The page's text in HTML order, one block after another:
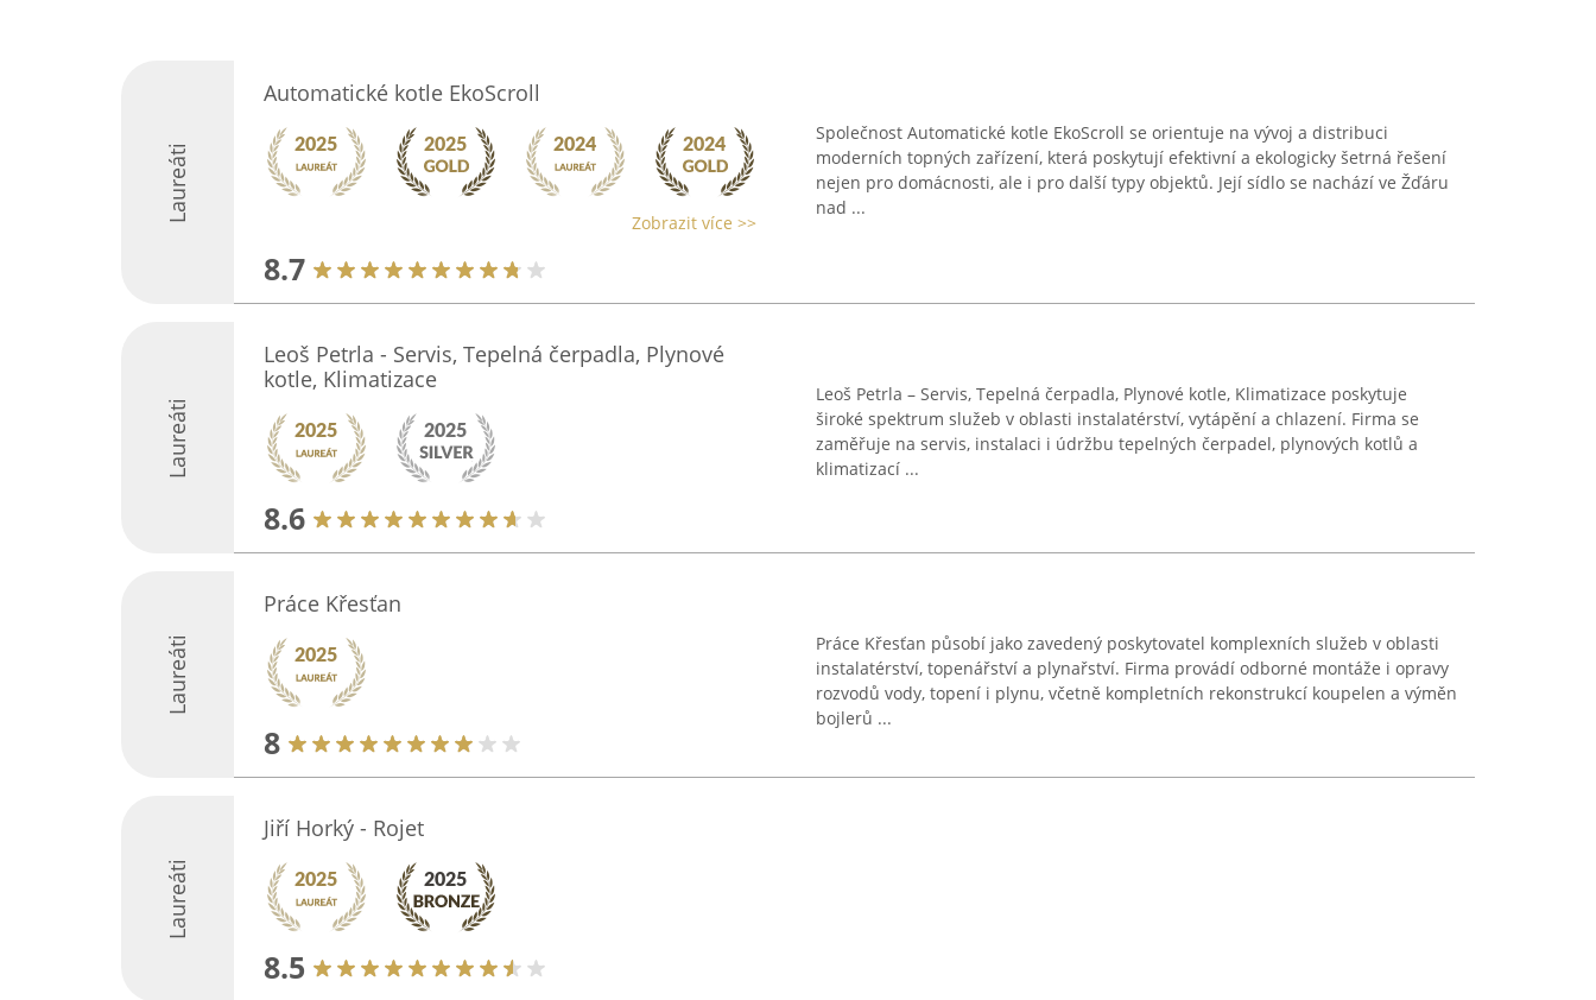
Laureáti
Automatické kotle EkoScroll
Zobrazit více >>
8.7
Společnost Automatické kotle EkoScroll se orientuje na vývoj a distribuci
moderních topných zařízení, která poskytují efektivní a ekologicky šetrná řešení
nejen pro domácnosti, ale i pro další typy objektů. Její sídlo se nachází ve Žďáru
nad ...
Laureáti
Leoš Petrla - Servis, Tepelná čerpadla, Plynové
kotle, Klimatizace
8.6
Leoš Petrla – Servis, Tepelná čerpadla, Plynové kotle, Klimatizace poskytuje
široké spektrum služeb v oblasti instalatérství, vytápění a chlazení. Firma se
zaměřuje na servis, instalaci i údržbu tepelných čerpadel, plynových kotlů a
klimatizací ...
Laureáti
Práce Křesťan
8
Práce Křesťan působí jako zavedený poskytovatel komplexních služeb v oblasti
instalatérství, topenářství a plynařství. Firma provádí odborné montáže i opravy
rozvodů vody, topení i plynu, včetně kompletních rekonstrukcí koupelen a výměn
bojlerů ...
Laureáti
Jiří Horký - Rojet
8.5